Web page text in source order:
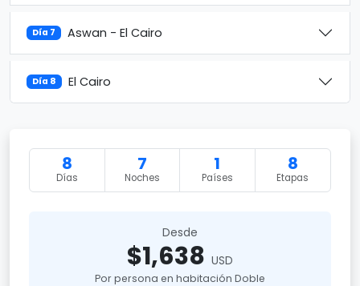
Día 7 Aswan - El Cairo
Día 8 El Cairo
8
Días
7
Noches
1
Países
8
Etapas
Desde
$1,638 USD
Por persona en habitación Doble